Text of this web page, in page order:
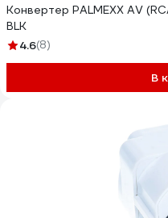
Конвертер PALMEXX AV
BLK
4.6(8)
В